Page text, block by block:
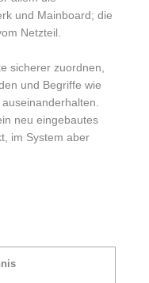
und Mainboard; die
Netzteil.
sicherer zuordnen,
und Begriffe wie
neu eingebautes
im System aber